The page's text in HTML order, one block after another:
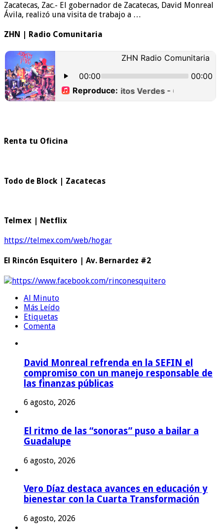
Zacatecas, Zac.- El gobernador de Zacatecas, David Monreal
Ávila, realizó una visita de trabajo a …
ZHN | Radio Comunitaria
Renta tu Oficina
Todo de Block | Zacatecas
Telmex | Netflix
https://telmex.com/web/hogar
El Rincón Esquitero | Av. Bernardez #2
https://www.facebook.com/rinconesquitero
Al Minuto
Más Leído
Etiquetas
Comenta
David Monreal refrenda en la SEFIN el
compromiso con un manejo responsable de
las finanzas públicas
6 agosto, 2026
El ritmo de las “sonoras” puso a bailar a
Guadalupe
6 agosto, 2026
Vero Díaz destaca avances en educación y
bienestar con la Cuarta Transformación
6 agosto, 2026